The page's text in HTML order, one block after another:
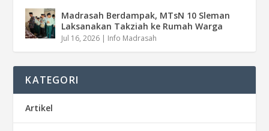
Madrasah Berdampak, MTsN 10 Sleman
Laksanakan Takziah ke Rumah Warga
Jul 16, 2026 | Info Madrasah
KATEGORI
Artikel